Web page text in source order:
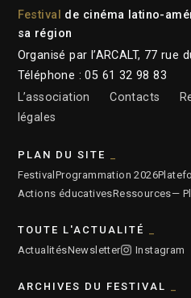
Festival de cinéma latino-
sa région
Organisé par l’ARCALT, 77 rue
Téléphone : 05 61 32 98 83
L’association
Contacts
légales
PLAN DU SITE
Festival Programmation 2026
Actions éducativesRessources—
TOUTE L'ACTUALITÉ
ActualitésNewsletter Instagram
ARCHIVES DU FESTIVAL